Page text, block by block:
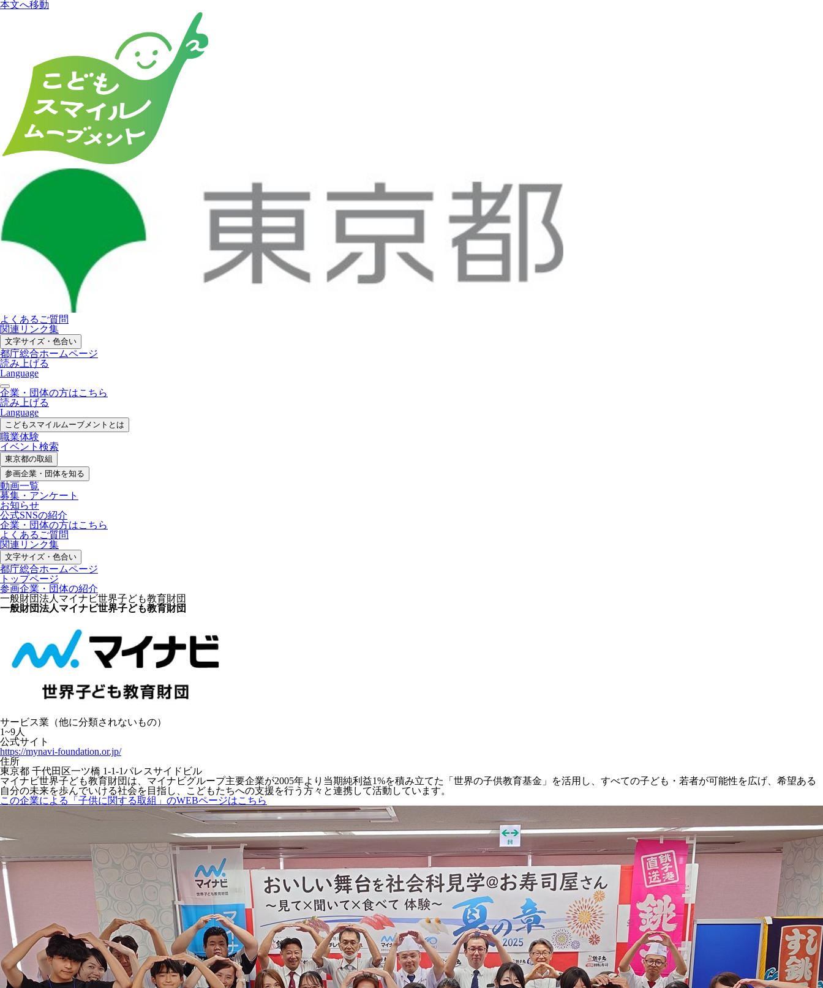
本文へ移動
よくあるご質問
関連リンク集
文字サイズ・色合い
都庁総合ホームページ
読み上げる
Language
企業・団体の方はこちら
読み上げる
Language
こどもスマイルムーブメントとは
職業体験
イベント検索
東京都の取組
参画企業・ 団体を知る
動画一覧
募集・ アンケート
お知らせ
公式SNSの紹介
企業・団体の方はこちら
よくあるご質問
関連リンク集
文字サイズ・色合い
都庁総合ホームページ
トップページ
参画企業・団体の紹介
一般財団法人マイナビ世界子ども教育財団
一般財団法人マイナビ世界子ども教育財団
サービス業（他に分類されないもの）
1~9人
公式サイト
https://mynavi-foundation.or.jp/
住所
東京都 千代田区一ツ橋 1-1-1パレスサイドビル
マイナビ世界子ども教育財団は、マイナビグループ主要企業が2005年より当期純利益1%を積み立てた「世界の子供教育基金」を活用し、すべての子ども・若者が可能性を広げ、希望ある
自分の未来を歩んでいける社会を目指し、こどもたちへの支援を行う方々と連携して活動しています。
この企業による「子供に関する取組」のWEBページはこちら